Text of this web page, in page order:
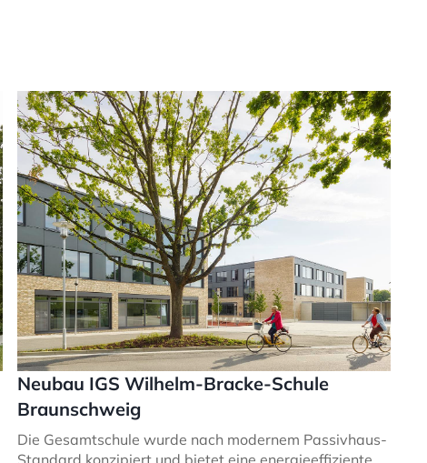
Neubau IGS Wilhelm-Bracke-Schule
Braunschweig
Die Gesamtschule wurde nach modernem Passivhaus-
Standard konzipiert und bietet eine energieeffiziente